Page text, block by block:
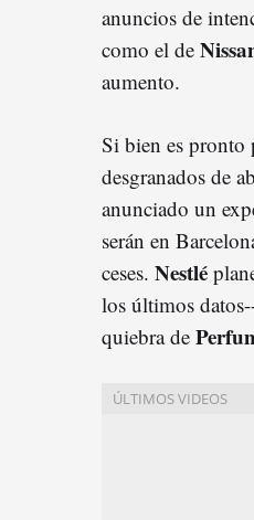
anuncios de
como el de
aumento.
Si bien es pronto
desgranados de
anunciado un
serán en
ceses. Nestlé
los últimos
quiebra de